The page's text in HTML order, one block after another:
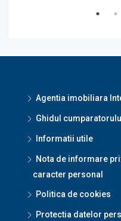
Agentia imobiliara
Ghidul
Informatii utile
Nota de informare
caracter personal
Politica de cookies
Protectia datelor